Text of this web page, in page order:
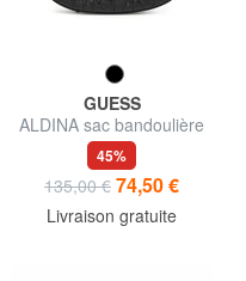
GUESS
ALDINA sac bandoulière
45%
135,00 € 74,50 €
Livraison gratuite